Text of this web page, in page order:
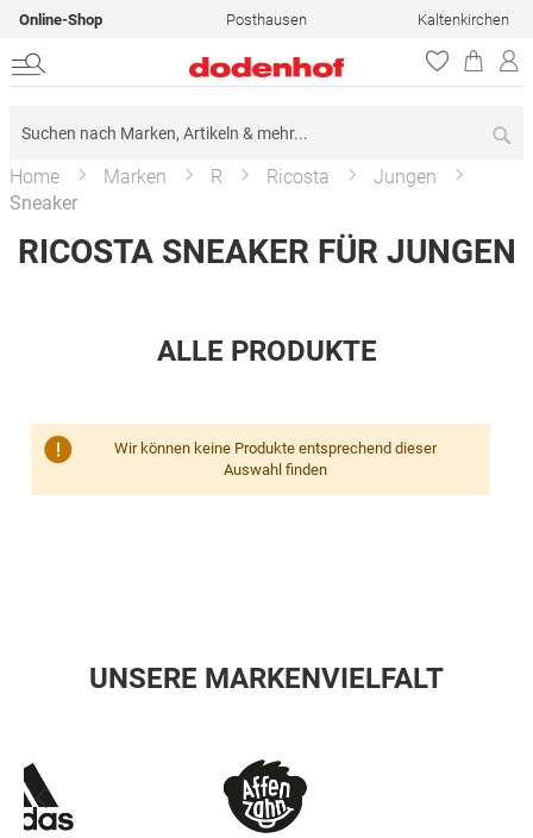
Online-Shop Posthausen Kaltenkirchen
Home Marken R Ricosta
Jungen
Sneaker
RICOSTA SNEAKER FÜR JUNGEN
ALLE PRODUKTE
Wir können keine Produkte entsprechend dieser
Auswahl finden
UNSERE MARKENVIELFALT